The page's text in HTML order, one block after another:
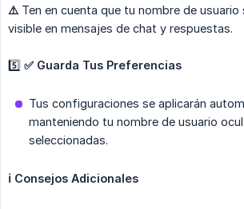
⚠️ Ten en cuenta que tu nombre de usuario
visible en mensajes de chat y respuestas.
5️⃣ ✅ Guarda Tus Preferencias
Tus configuraciones se aplicarán
manteniendo tu nombre de usuario
seleccionadas.
ℹ️ Consejos Adicionales